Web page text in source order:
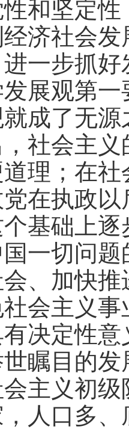
和坚定
济社会
步抓好
展观第
成了无
社会主
理；在
在执政
基础上
一切问
、加快
会主义
决定性
瞩目的
主义初
人口多